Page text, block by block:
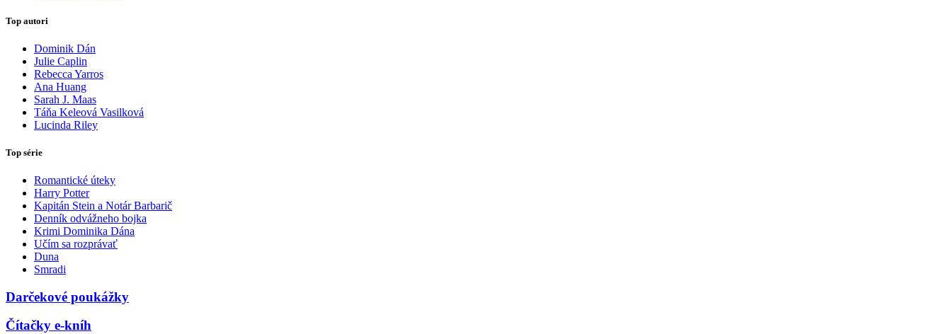
Top autori
Dominik Dán
Julie Caplin
Rebecca Yarros
Ana Huang
Sarah J. Maas
Táňa Keleová Vasilková
Lucinda Riley
Top série
Romantické úteky
Harry Potter
Kapitán Stein a Notár Barbarič
Denník odvážneho bojka
Krimi Dominika Dána
Učím sa rozprávať
Duna
Smradi
Darčekové poukážky
Čítačky e-kníh